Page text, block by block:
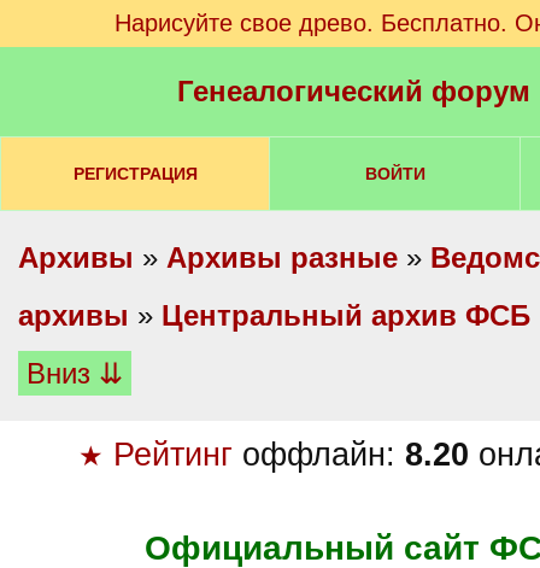
Нарисуйте свое древо. Бесплатно.
Генеалогический
РЕГИСТРАЦИЯ ВОЙТИ
Архивы » Архивы разные »
архивы » Центральный архив ФСБ
Вниз ⇊
★ Рейтинг оффлайн: 8.20
Официальный сайт